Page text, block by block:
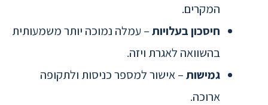
המקרים.
חיסכון בעלויות– עמלה נמוכה יותר משמעותית
בהשוואה לאגרת ויזה.
גמישות– אישור למספר כניסות ולתקופה
ארוכה.